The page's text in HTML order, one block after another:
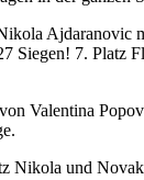
Ajdaranovic
Siegen! 7. Platz
Valentina
Nikola und